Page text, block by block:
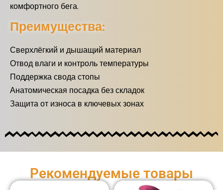
комфортного бега.
Преимущества:
Сверхлёгкий и дышащий материал
Отвод влаги и контроль температуры
Поддержка свода стопы
Анатомическая посадка без складок
Защита от износа в ключевых зонах
Рекомендуемые товары